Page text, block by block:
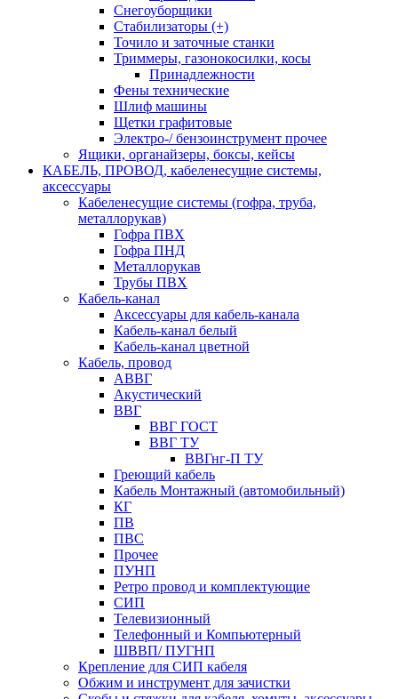
Снегоуборщики
Стабилизаторы (+)
Точило и заточные станки
Триммеры, газонокосилки, косы
Принадлежности
Фены технические
Шлиф машины
Щетки графитовые
Электро-/ бензоинструмент прочее
Ящики, органайзеры, боксы, кейсы
КАБЕЛЬ, ПРОВОД, кабеленесущие системы,
аксессуары
Кабеленесущие системы (гофра, труба,
металлорукав)
Гофра ПВХ
Гофра ПНД
Металлорукав
Трубы ПВХ
Кабель-канал
Аксессуары для кабель-канала
Кабель-канал белый
Кабель-канал цветной
Кабель, провод
АВВГ
Акустический
ВВГ
ВВГ ГОСТ
ВВГ ТУ
ВВГнг-П ТУ
Греющий кабель
Кабель Монтажный (автомобильный)
КГ
ПВ
ПВС
Прочее
ПУНП
Ретро провод и комплектующие
СИП
Телевизионный
Телефонный и Компьютерный
ШВВП/ ПУГНП
Крепление для СИП кабеля
Обжим и инструмент для зачистки